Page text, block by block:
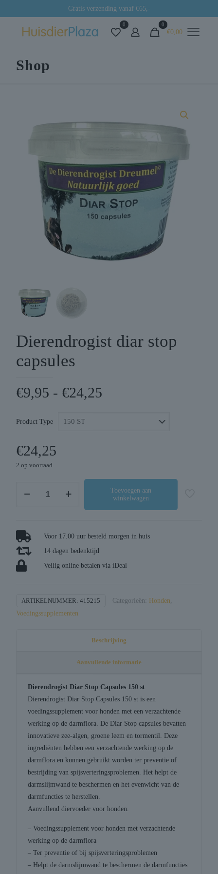
Gratis verzending vanaf €65,-
0 0
€0,00
Shop
Dierendrogist diar stop
capsules
€9,95 - €24,25
Product Type
€24,25
2 op voorraad
aantal
Toevoegen aan
winkelwagen
Voor 17.00 uur besteld morgen in huis
14 dagen bedenktijd
Veilig online betalen via iDeal
ARTIKELNUMMER: 415215 Categorieën: Honden
Voedingssupplementen
Beschrijving
Aanvullende informatie
Dierendrogist Diar Stop Capsules 150 st
Dierendrogist Diar Stop Capsules 150 st is een
voedingssupplement voor honden met een verzachtende
werking op de darmflora. De Diar Stop capsules bevatten
innovatieve zee-algen, groene leem en tormentil. Deze
ingrediënten hebben een verzachtende werking op de
darmflora en kunnen gebruikt worden ter preventie of
bestrijding van spijsverteringsproblemen. Het helpt de
darmslijmwand te beschermen en het evenwicht van de
darmfuncties te herstellen.
Aanvullend diervoeder voor honden.
– Voedingssupplement voor honden met verzachtende
werking op de darmflora
– Ter preventie of bij spijsverteringsproblemen
– Helpt de darmslijmwand te beschermen de darmfuncties